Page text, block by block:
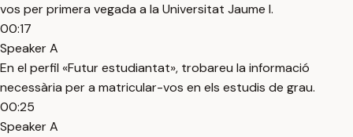
vos per primera vegada a la Universitat Jaume I.
00:17
Speaker A
En el perfil «Futur estudiantat», trobareu la informació
necessària per a matricular-vos en els estudis de grau.
00:25
Speaker A